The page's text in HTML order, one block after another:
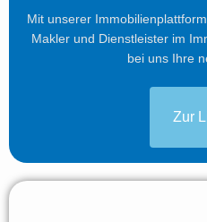
Mit unserer
Makler und Dienstleister im
bei uns Ihre
Zur